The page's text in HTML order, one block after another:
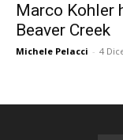
Marco Kohler
Beaver Creek
Michele Pelacci - 4